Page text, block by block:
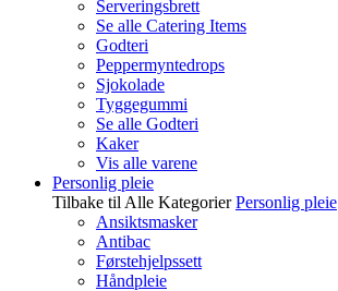
Serveringsbrett
Se alle Catering Items
Godteri
Peppermyntedrops
Sjokolade
Tyggegummi
Se alle Godteri
Kaker
Vis alle varene
Personlig pleie
Tilbake til Alle Kategorier Personlig pleie
Ansiktsmasker
Antibac
Førstehjelpssett
Håndpleie